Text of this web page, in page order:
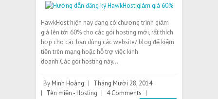
HawkHost hiện nay đang có chương trình giảm
giá lên tới 60% cho các gói hosting mới, rất thích
hợp cho các bạn dùng các website/ blog để kiếm
tiền trên mạng hoặc hỗ trợ việc kinh
doanh.Các gói hosting này…
By Minh Hoàng | Tháng Mười 28, 2014
| Tên miền - Hosting | 4 Comments |